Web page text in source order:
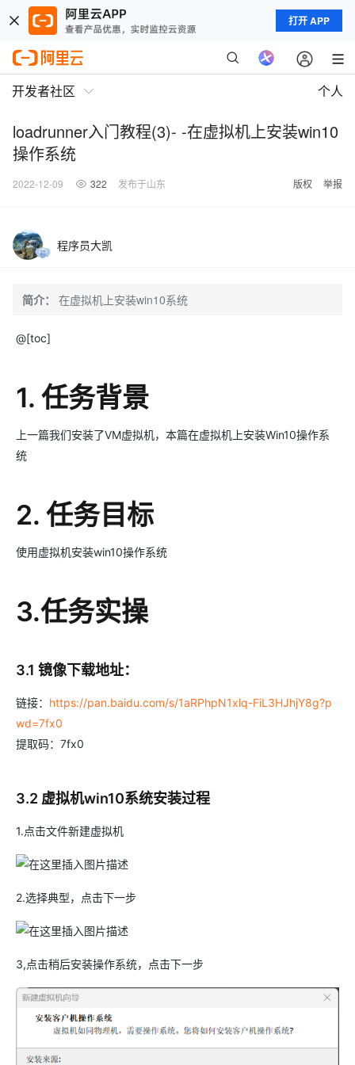
打开 APP
开发者社区 个人
loadrunner入门教程(3)- -在虚拟机上安装win10
操作系统
2022-12-09 322 发布于山东 版权 举报
程序员大凯
简介： 在虚拟机上安装win10系统
@[toc]
1. 任务背景
上一篇我们安装了VM虚拟机，本篇在虚拟机上安装Win10操作系
统
2. 任务目标
使用虚拟机安装win10操作系统
3.任务实操
3.1 镜像下载地址：
链接： https://pan.baidu.com/s/1aRPhpN1xlq-FiL3HJhjY8g?p
wd=7fx0
提取码：7fx0
3.2 虚拟机win10系统安装过程
1.点击文件新建虚拟机
2.选择典型，点击下一步
3,点击稍后安装操作系统，点击下一步